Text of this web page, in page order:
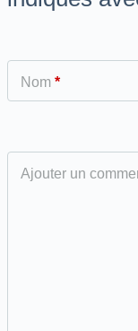
Nom *
Ajouter un